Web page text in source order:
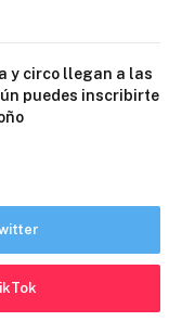
y circo llegan a las
puedes inscribirte